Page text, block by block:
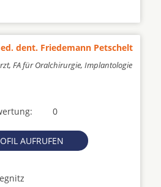
dent. Friedemann Petschelt
FA für Oralchirurgie, Implantologie
0
AUFRUFEN